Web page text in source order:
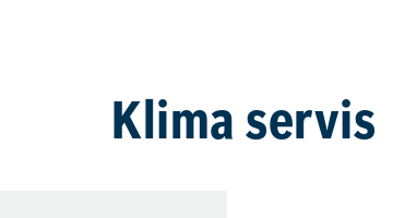
Klima servis